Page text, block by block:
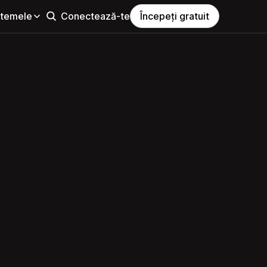
Conectează-te Începeți gratuit